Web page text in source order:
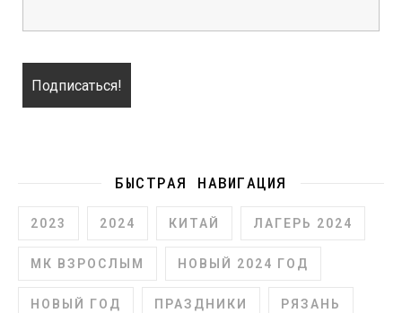
БЫСТРАЯ НАВИГАЦИЯ
2023 2024 КИТАЙ ЛАГЕРЬ 2024
МК ВЗРОСЛЫМ НОВЫЙ 2024 ГОД
НОВЫЙ ГОД ПРАЗДНИКИ РЯЗАНЬ